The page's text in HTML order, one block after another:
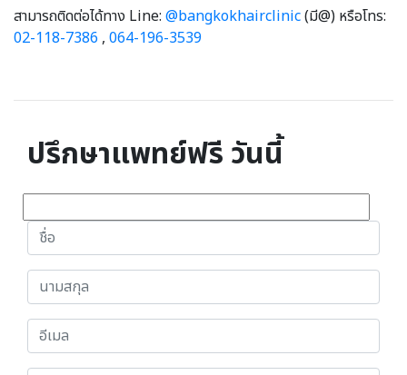
สามารถติดต่อได้ทาง Line: @bangkokhairclinic(มี@) หรือโทร:
02-118-7386 , 064-196-3539
ปรึกษาแพทย์ฟรี วันนี้